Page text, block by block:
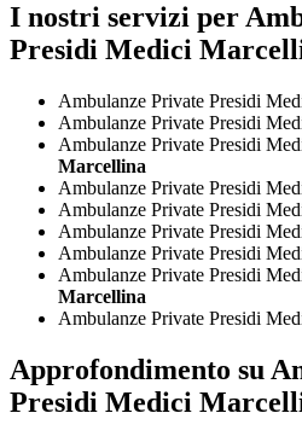
I nostri servizi per
Presidi Medici
Ambulanze Private Presidi
Ambulanze Private Presidi
Ambulanze Private Presidi
Marcellina
Ambulanze Private Presidi
Ambulanze Private Presidi
Ambulanze Private Presidi
Ambulanze Private Presidi
Ambulanze Private Presidi
Marcellina
Ambulanze Private Presidi
Approfondimento su
Presidi Medici